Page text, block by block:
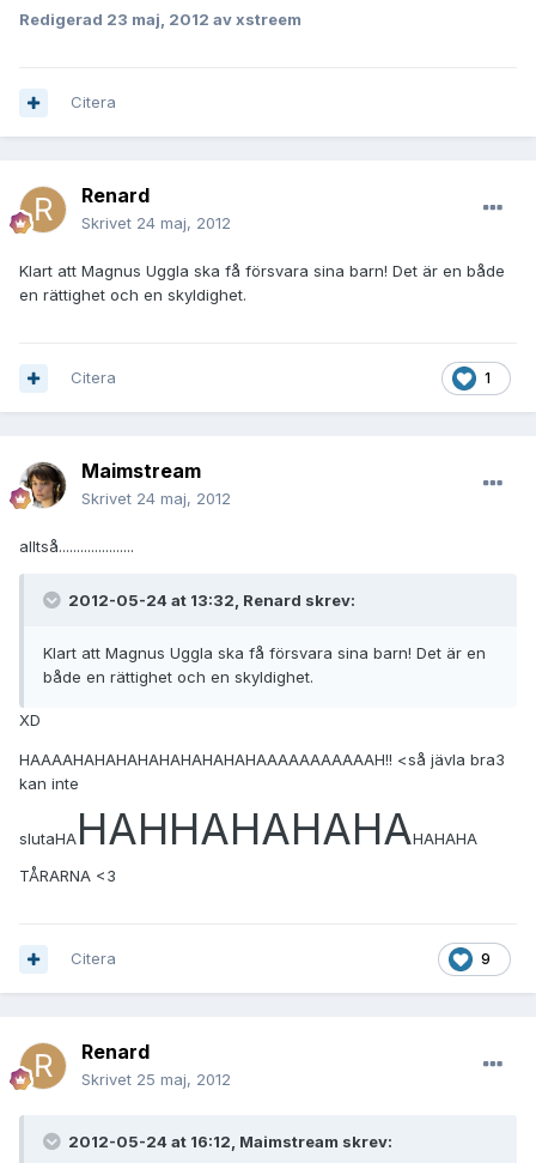
Redigerad 23 maj, 2012 av xstreem
Citera
Renard
Skrivet 24 maj, 2012
Klart att Magnus Uggla ska få försvara sina barn! Det är en både
en rättighet och en skyldighet.
1
Citera
Maimstream
Skrivet 24 maj, 2012
alltså.....................
2012-05-24 at 13:32, Renard skrev:
Klart att Magnus Uggla ska få försvara sina barn! Det är en
både en rättighet och en skyldighet.
XD
HAAAAHAHAHAHAHAHAHAHAHAAAAAAAAAAAH!! <så jävla bra3
kan inte
slutaHAHAHHAHAHAHAHAHAHA
TÅRARNA <3
9
Citera
Renard
Skrivet 25 maj, 2012
2012-05-24 at 16:12, Maimstream skrev: